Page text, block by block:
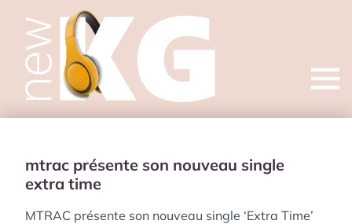
Open
mtrac présente son nouveau single
extra time
MTRAC présente son nouveau single ‘Extra Time’